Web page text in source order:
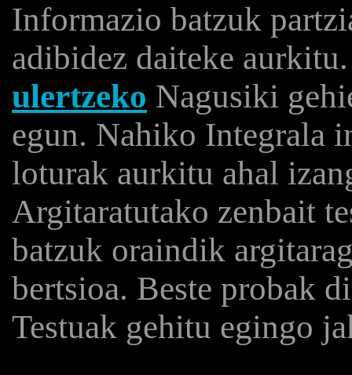
Informazio batzuk
adibidez daiteke
ulertzeko Nagusiki
egun. Nahiko Integrala
loturak aurkitu ahal
Argitaratutako zenbait
batzuk oraindik
bertsioa. Beste probak
Testuak gehitu egingo